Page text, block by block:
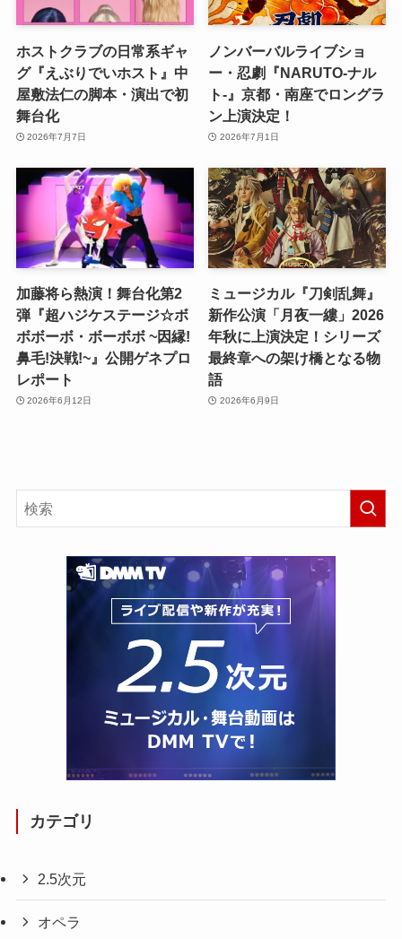
ホストクラブの日常系ギャ
グ『えぶりでいホスト』中
屋敷法仁の脚本・演出で初
舞台化
2026年7月7日
ノンバーバルライブショ
ー・忍劇『NARUTO-ナル
ト-』京都・南座でロングラ
ン上演決定！
2026年7月1日
加藤将ら熱演！舞台化第2
弾『超ハジケステージ☆ボ
ボボーボ・ボーボボ ~因縁!
鼻毛!決戦!~』公開ゲネプロ
レポート
2026年6月12日
ミュージカル『刀剣乱舞』
新作公演「月夜一縷」2026
年秋に上演決定！シリーズ
最終章への架け橋となる物
語
2026年6月9日
カテゴリ
2.5次元
オペラ